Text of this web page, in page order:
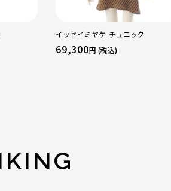
イッセイミヤケ チュニック
69,300円 (税込)